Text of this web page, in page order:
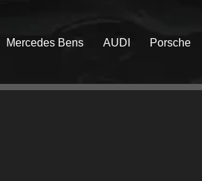
Mercedes Bens AUDI Porsche